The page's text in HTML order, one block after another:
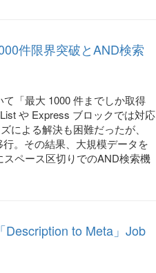
件限界突破とAND検索
「最大 1000 件までしか取得
や Express ブロックでは対応
による解決も困難だったが、
。その結果、大規模データを
ペース区切りでのAND検索機
Description to Meta」Job